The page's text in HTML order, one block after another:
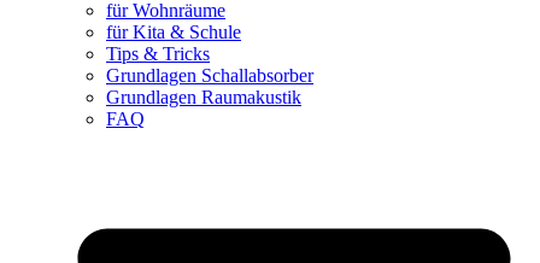
für Wohnräume
für Kita & Schule
Tips & Tricks
Grundlagen Schallabsorber
Grundlagen Raumakustik
FAQ